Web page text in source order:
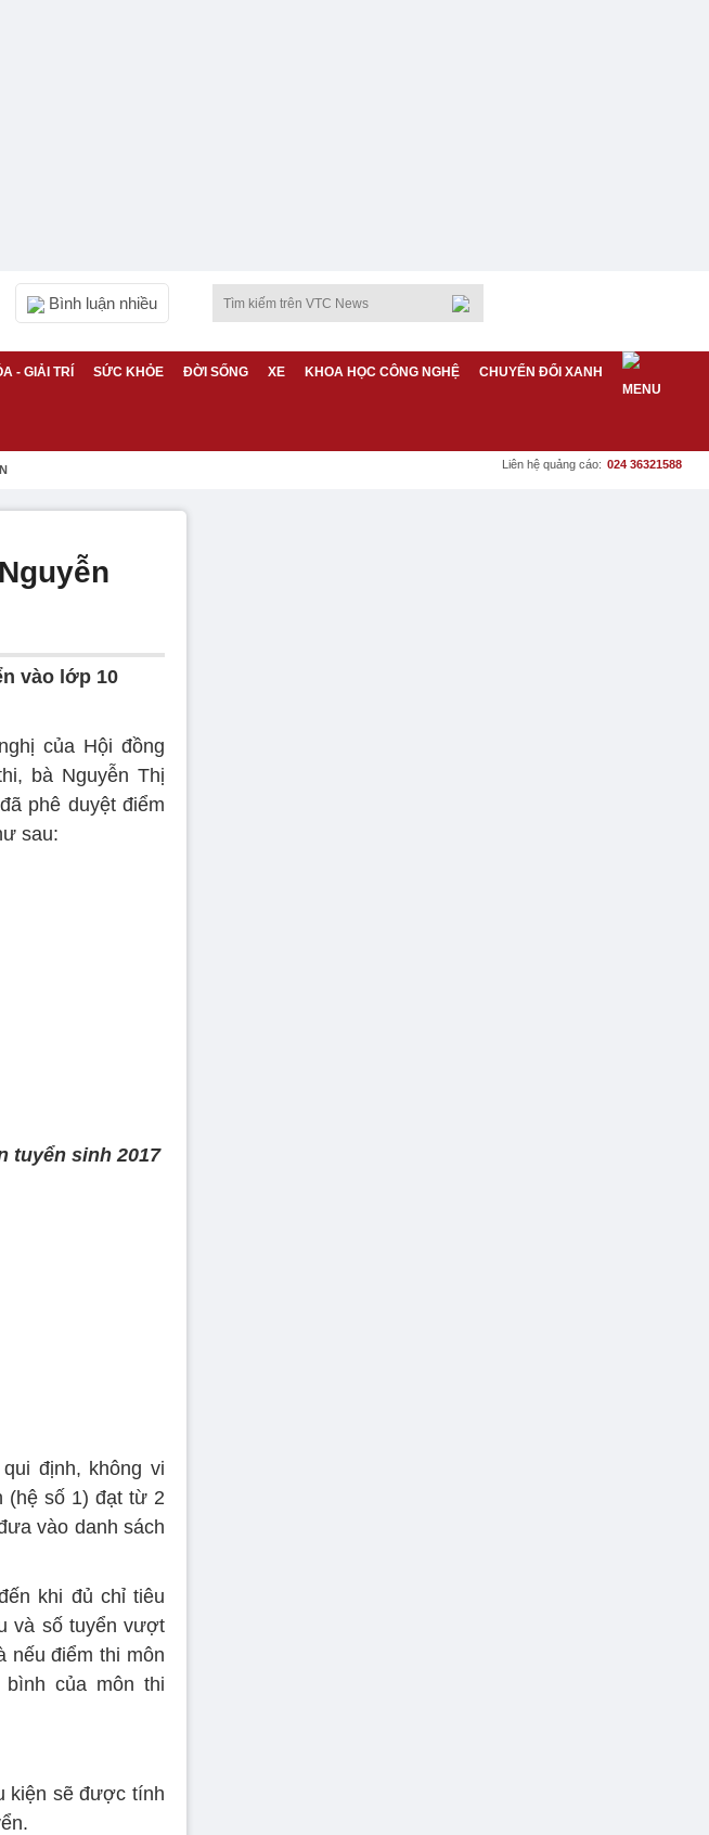
Bình luận nhiều
- GIẢI TRÍ SỨC KHỎE ĐỜI SỐNG XE KHOA HỌC CÔNG NGHỆ CHUYỂN ĐỔI XANH
Liên hệ quảng cáo: 024 36321588
vào lớp 10
của Hội đồng
bà Nguyễn Thị
phê duyệt điểm
sau:
tuyển sinh 2017
định, không vi
(hệ số 1) đạt từ 2
vào danh sách
khi đủ chỉ tiêu
và số tuyển vượt
nếu điểm thi môn
của môn thi
kiện sẽ được tính